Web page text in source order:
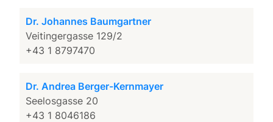
Dr. Johannes Baumgartner
Veitingergasse 129/2
+43 1 8797470
Dr. Andrea Berger-Kernmayer
Seelosgasse 20
+43 1 8046186